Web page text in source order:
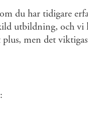
du har tidigare
utbildning, och vi
men det